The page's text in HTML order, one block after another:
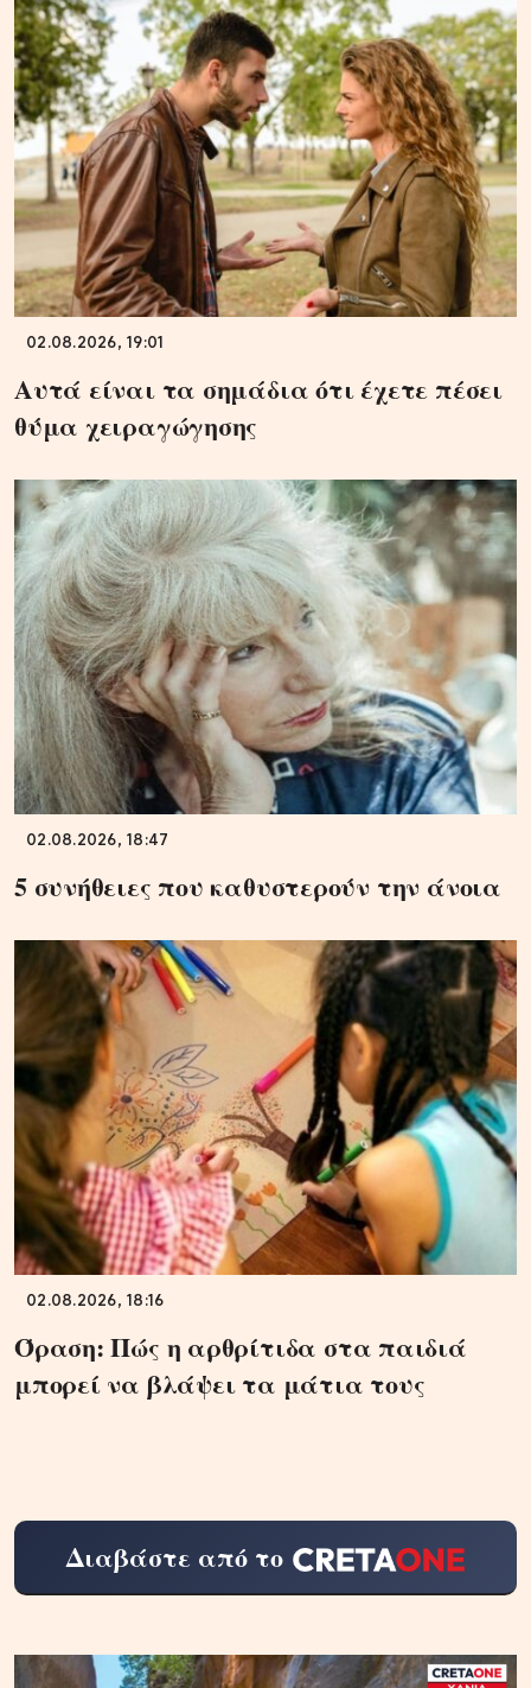
02.08.2026, 19:01
Αυτά είναι τα σημάδια ότι έχετε πέσει
θύμα χειραγώγησης
02.08.2026, 18:47
5 συνήθειες που καθυστερούν την άνοια
02.08.2026, 18:16
Όραση: Πώς η αρθρίτιδα στα παιδιά
μπορεί να βλάψει τα μάτια τους
Διαβάστε από το